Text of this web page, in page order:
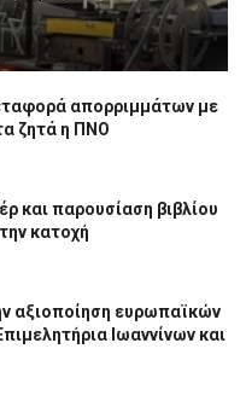
απορριμμάτων με
ζητά η ΠΝΟ
και παρουσίαση βιβλίου
κατοχή
αξιοποίηση ευρωπαϊκών
Ιωαννίνων και